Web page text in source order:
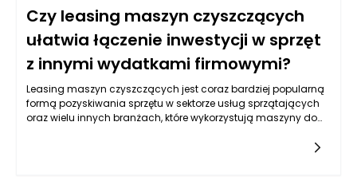
Czy leasing maszyn czyszczących
ułatwia łączenie inwestycji w sprzęt
z innymi wydatkami firmowymi?
Leasing maszyn czyszczących jest coraz bardziej popularną
formą pozyskiwania sprzętu w sektorze usług sprzątających
oraz wielu innych branżach, które wykorzystują maszyny do